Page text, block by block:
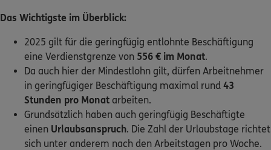
Meine Versicherungen
Sehen Sie auf einen Blick Ihre Versicherungen bei ERGO,
dem ERGO Rechtsschutz und der DKV.
Zum Kundenportal
Das Wichtigste im Überblick:
2025 gilt für die geringfügig entlohnte Beschäftigung
eine Verdienstgrenze von 556 € im Monat.
Da auch hier der Mindestlohn gilt, dürfen Arbeitnehmer
in geringfügiger Beschäftigung maximal rund 43
Stunden pro Monat arbeiten.
Grundsätzlich haben auch geringfügig Beschäftigte
einen Urlaubsanspruch. Die Zahl der Urlaubstage richtet
sich unter anderem nach den Arbeitstagen pro Woche.